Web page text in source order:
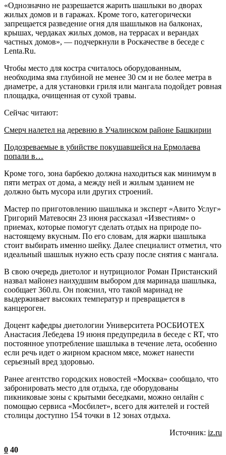
«Однозначно не разрешается жарить шашлыки во дворах
жилых домов и в гаражах. Кроме того, категорически
запрещается разведение огня для шашлыков на балконах,
крышах, чердаках жилых домов, на террасах и верандах
частных домов», — подчеркнули в Роскачестве в беседе с
Lenta.Ru.
Чтобы место для костра считалось оборудованным,
необходима яма глубиной не менее 30 см и не более метра в
диаметре, а для установки гриля или мангала подойдет ровная
площадка, очищенная от сухой травы.
Сейчас читают:
Смерч налетел на деревню в Учалинском районе Башкирии
Подозреваемые в убийстве покушавшейся на Ермолаева
попали в…
Кроме того, зона барбекю должна находиться как минимум в
пяти метрах от дома, а между ней и жилым зданием не
должно быть мусора или других строений.
Мастер по приготовлению шашлыка и эксперт «Авито Услуг»
Григорий Матевосян 23 июня рассказал «Известиям» о
приемах, которые помогут сделать отдых на природе по-
настоящему вкусным. По его словам, для жарки шашлыка
стоит выбирать именно шейку. Далее специалист отметил, что
идеальный шашлык нужно есть сразу после снятия с мангала.
В свою очередь диетолог и нутрициолог Роман Пристанский
назвал майонез наихудшим выбором для маринада шашлыка,
сообщает 360.ru. Он пояснил, что такой маринад не
выдерживает высоких температур и превращается в
канцероген.
Доцент кафедры диетологии Университета РОСБИОТЕХ
Анастасия Лебедева 19 июня предупредила в беседе с RT, что
постоянное употребление шашлыка в течение лета, особенно
если речь идет о жирном красном мясе, может нанести
серьезный вред здоровью.
Ранее агентство городских новостей «Москва» сообщало, что
забронировать место для отдыха, где оборудованы
пикниковые зоны с крытыми беседками, можно онлайн с
помощью сервиса «Мосбилет», всего для жителей и гостей
столицы доступно 154 точки в 12 зонах отдыха.
Источник: iz.ru
0 40